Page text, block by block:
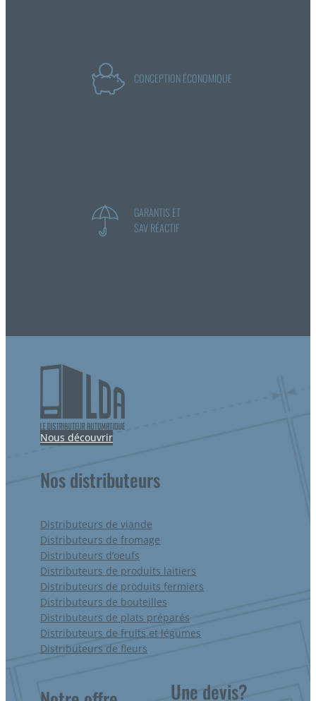
CONCEPTION ÉCONOMIQUE
GARANTIS ET
SAV RÉACTIF
Nous découvrir
Nos distributeurs
Distributeurs de viande
Distributeurs de fromage
Distributeurs d’oeufs
Distributeurs de produits laitiers
Distributeurs de produits fermiers
Distributeurs de bouteilles
Distributeurs de plats préparés
Distributeurs de fruits et légumes
Distributeurs de fleurs
Une devis?